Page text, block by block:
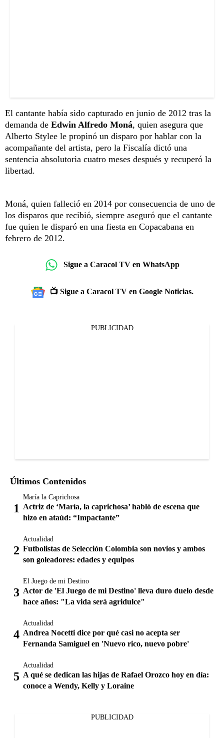
El cantante había sido capturado en junio de 2012 tras la
demanda de Edwin Alfredo Moná, quien asegura que
Alberto Stylee le propinó un disparo por hablar con la
acompañante del artista, pero la Fiscalía dictó una
sentencia absolutoria cuatro meses después y recuperó la
libertad.
Moná, quien falleció en 2014 por consecuencia de uno de
los disparos que recibió, siempre aseguró que el cantante
fue quien le disparó en una fiesta en Copacabana en
febrero de 2012.
Sigue a Caracol TV en WhatsApp
📺 Sigue a Caracol TV en Google Noticias.
PUBLICIDAD
Últimos Contenidos
María la Caprichosa
Actriz de ‘María, la caprichosa’ habló de escena que
hizo en ataúd: “Impactante”
Actualidad
Futbolistas de Selección Colombia son novios y ambos
son goleadores: edades y equipos
El Juego de mi Destino
Actor de 'El Juego de mi Destino' lleva duro duelo desde
hace años: "La vida será agridulce"
Actualidad
Andrea Nocetti dice por qué casi no acepta ser
Fernanda Samiguel en 'Nuevo rico, nuevo pobre'
Actualidad
A qué se dedican las hijas de Rafael Orozco hoy en día:
conoce a Wendy, Kelly y Loraine
PUBLICIDAD